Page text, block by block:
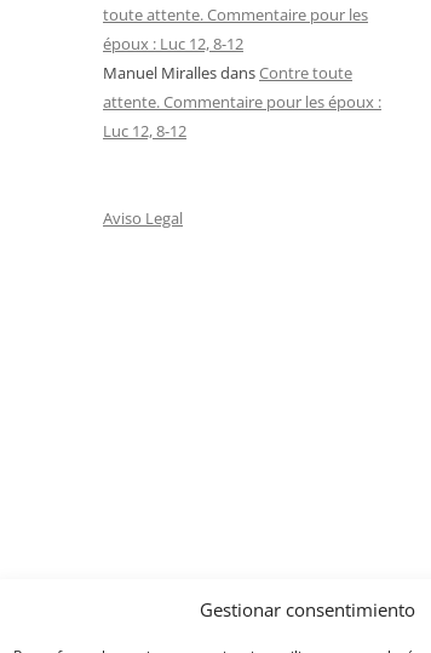
Gestionar consentimiento
toute attente. Commentaire pour les
époux : Luc 12, 8-12
Manuel MirallesdansContre toute
attente. Commentaire pour les époux :
Luc 12, 8-12
Aviso Legal